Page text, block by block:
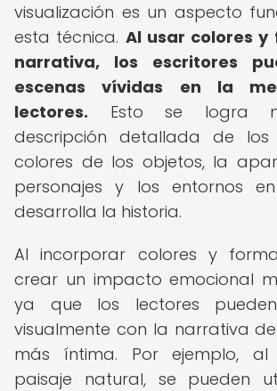
visualización es un aspecto
esta técnica. Al usar colores y
narrativa, los escritores
escenas vívidas en la
lectores. Esto se logra
descripción detallada de los
colores de los objetos, la
personajes y los entornos
desarrolla la historia.
Al incorporar colores y
crear un impacto emocional
ya que los lectores
visualmente con la narrativa
más íntima. Por ejemplo, al
paisaje natural, se pueden